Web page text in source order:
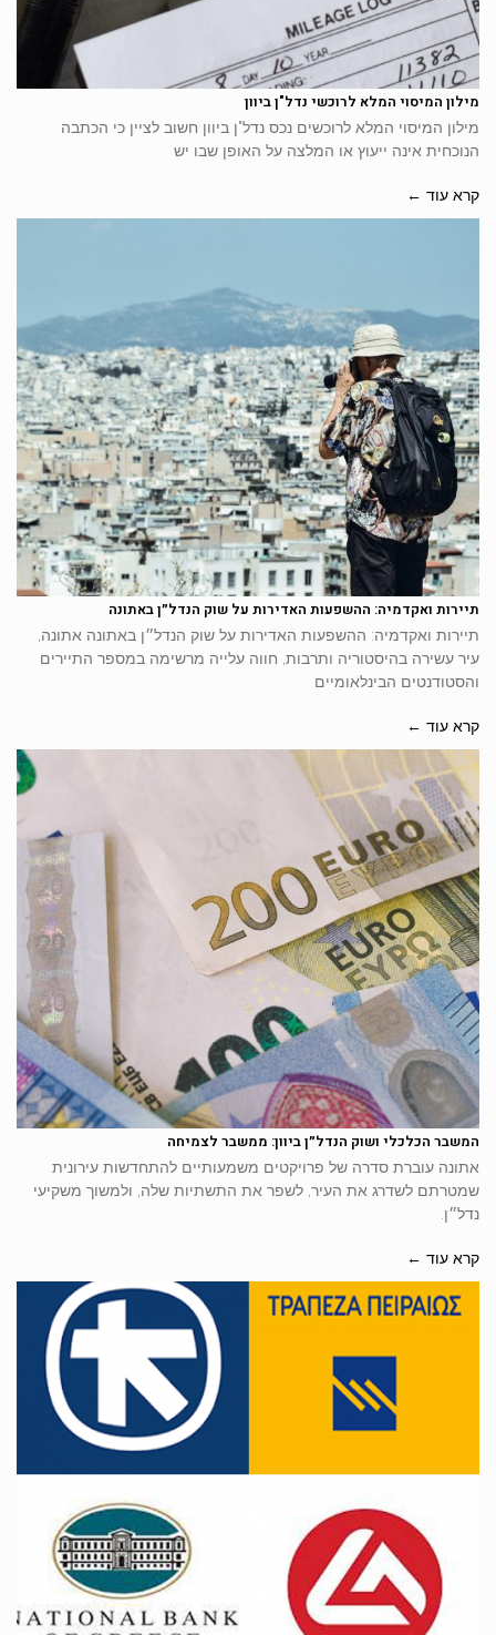
מילון המיסוי המלא לרוכשי נדל"ן ביוון
מילון המיסוי המלא לרוכשים נכס נדל"ן ביוון חשוב לציין כי הכתבה
הנוכחית אינה ייעוץ או המלצה על האופן שבו יש
קרא עוד ←
תיירות ואקדמיה: ההשפעות האדירות על שוק הנדל״ן באתונה
תיירות ואקדמיה: ההשפעות האדירות על שוק הנדל״ן באתונה אתונה,
עיר עשירה בהיסטוריה ותרבות, חווה עלייה מרשימה במספר התיירים
והסטודנטים הבינלאומיים
קרא עוד ←
המשבר הכלכלי ושוק הנדל״ן ביוון: ממשבר לצמיחה
אתונה עוברת סדרה של פרויקטים משמעותיים להתחדשות עירונית
שמטרתם לשדרג את העיר, לשפר את התשתיות שלה, ולמשוך משקיעי
נדל״ן.
קרא עוד ←